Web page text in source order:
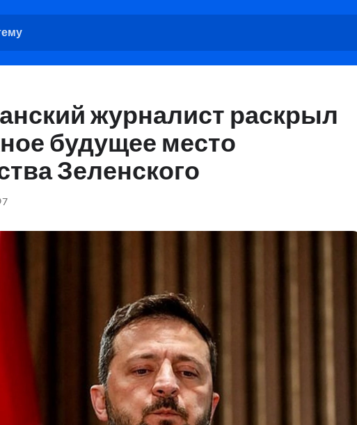
журналист раскрыл
будущее место
Зеленского
7